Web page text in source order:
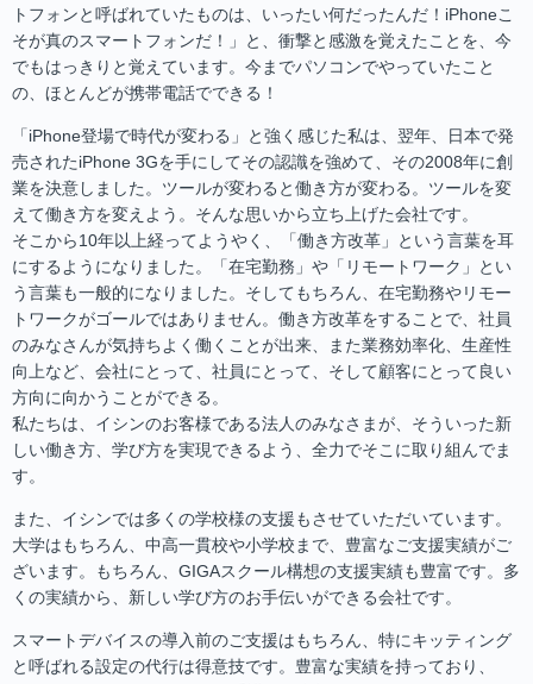
トフォンと呼ばれていたものは、いったい何だったんだ！iPhoneこ
そが真のスマートフォンだ！」と、衝撃と感激を覚えたことを、今
でもはっきりと覚えています。今までパソコンでやっていたこと
の、ほとんどが携帯電話でできる！
「iPhone登場で時代が変わる」と強く感じた私は、翌年、日本で発
売されたiPhone 3Gを手にしてその認識を強めて、その2008年に創
業を決意しました。ツールが変わると働き方が変わる。ツールを変
えて働き方を変えよう。そんな思いから立ち上げた会社です。
そこから10年以上経ってようやく、「働き方改革」という言葉を耳
にするようになりました。「在宅勤務」や「リモートワーク」とい
う言葉も一般的になりました。そしてもちろん、在宅勤務やリモー
トワークがゴールではありません。働き方改革をすることで、社員
のみなさんが気持ちよく働くことが出来、また業務効率化、生産性
向上など、会社にとって、社員にとって、そして顧客にとって良い
方向に向かうことができる。
私たちは、イシンのお客様である法人のみなさまが、そういった新
しい働き方、学び方を実現できるよう、全力でそこに取り組んでま
す。
また、イシンでは多くの学校様の支援もさせていただいています。
大学はもちろん、中高一貫校や小学校まで、豊富なご支援実績がご
ざいます。もちろん、GIGAスクール構想の支援実績も豊富です。多
くの実績から、新しい学び方のお手伝いができる会社です。
スマートデバイスの導入前のご支援はもちろん、特にキッティング
と呼ばれる設定の代行は得意技です。豊富な実績を持っており、